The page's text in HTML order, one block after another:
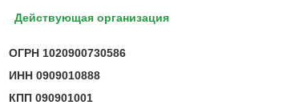
Действующая организация
ОГРН 1020900730586
ИНН 0909010888
КПП 090901001